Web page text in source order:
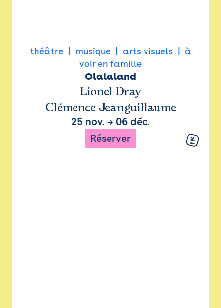
théâtre musique arts visuels
à
voir en famille
Olalaland
Lionel Dray
Clémence Jeanguillaume
25 nov. → 06 déc.
Réserver